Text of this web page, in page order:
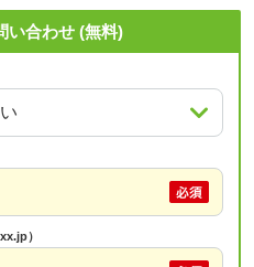
い合わせ (無料)
）